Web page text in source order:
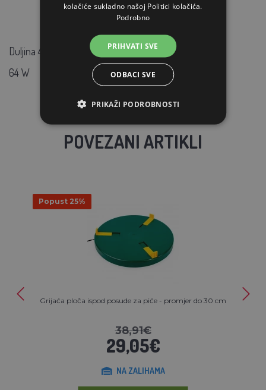
Duljina 4m
64 W
POVEZANI ARTIKLI
Popust 25%
Grijaća ploča ispod posude za piće - promjer do 30 cm
38,91€
29,05€
NA ZALIHAMA
kolačiće sukladno našoj Politici kolačića.
Podrobno
PRIHVATI SVE
ODBACI SVE
PRIKAŽI PODROBNOSTI